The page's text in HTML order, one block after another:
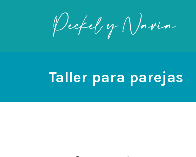
Taller para parejas
You are here: